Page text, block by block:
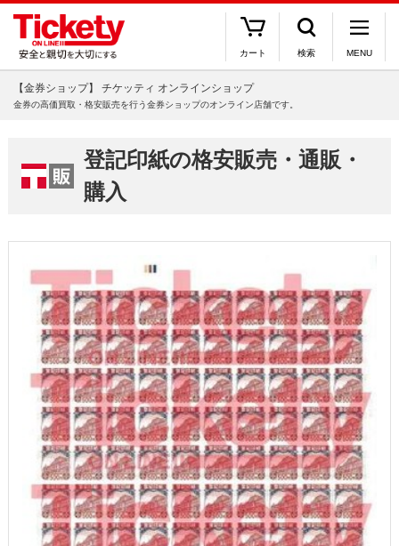
カート 検索 MENU
【金券ショップ】 チケッティ オンラインショップ
金券の高価買取・格安販売を行う金券ショップのオンライン店舗です。
登記印紙の格安販売・通販・
購入